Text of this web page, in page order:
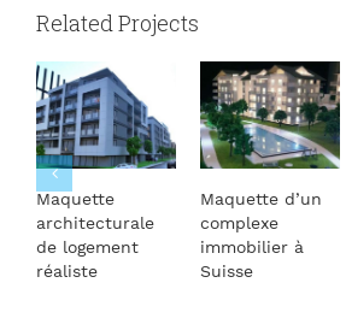
Related Projects
Maquette
architecturale
de logement
réaliste
Maquette d’un
complexe
immobilier à
Suisse